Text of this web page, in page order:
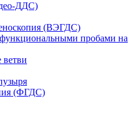
ДДС)
(ВЭГДС)
пробами на
(ФГДС)